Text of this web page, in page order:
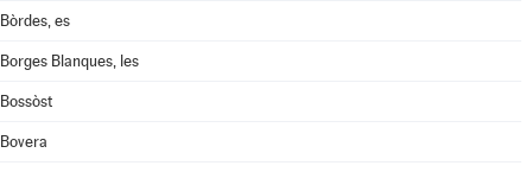
Bòrdes, es
Borges Blanques, les
Bossòst
Bovera